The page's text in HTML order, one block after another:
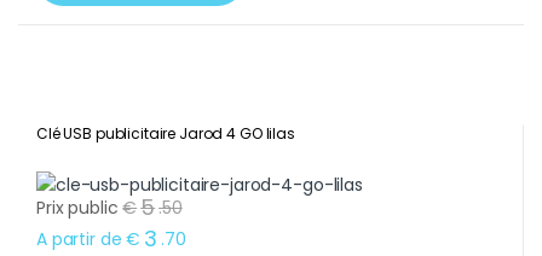
Clé USB publicitaire Jarod 4 GO lilas
Prix public €5.50
A partir de € 3 .70